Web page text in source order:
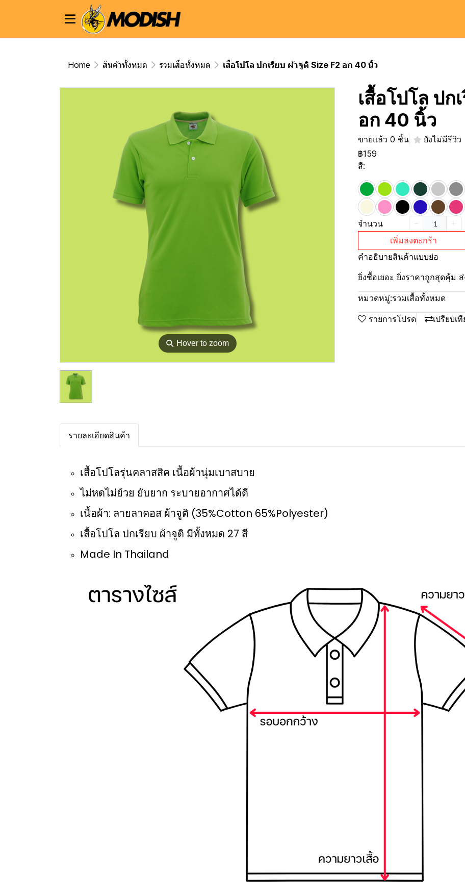
Home สินค้าทั้งหมด รวมเสื้อทั้งหมด เสื้อโปโล ปกเรียบ ผ้าจูติ Size F2 อก 40 นิ้ว
⚲ Hover to zoom
เสื้อโปโล ปก
อก 40 นิ้ว
ขายแล้ว 0 ชิ้น ยังไม่มีรีวิว
฿159
สี:
จำนวน
เพิ่มลงตะกร้า
คำอธิบายสินค้าแบบย่อ
ยิ่งซื้อเยอะ ยิ่งราคาถูกสุดคุ้ม
หมวดหมู่:รวมเสื้อทั้งหมด
รายการโปรด เปรียบเ
รายละเอียดสินค้า
เสื้อโปโลรุ่นคลาสสิค เนื้อผ้านุ่มเบาสบาย
ไม่หดไม่ย้วย ยับยาก ระบายอากาศได้ดี
เนื้อผ้า: ลายลาคอส ผ้าจูติ (35%Cotton 65%Polyester)
เสื้อโปโล ปกเรียบ ผ้าจูติ มีทั้งหมด 27 สี
Made In Thailand